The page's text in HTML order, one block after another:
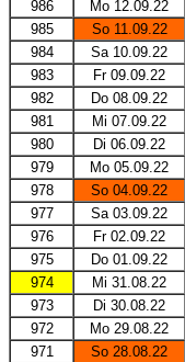
986 Mo 12.09.22
985
So 11.09.22
984
Sa 10.09.22
983
Fr 09.09.22
982
Do 08.09.22
981
Mi 07.09.22
980
Di 06.09.22
979
Mo 05.09.22
978
So 04.09.22
977
Sa 03.09.22
976
Fr 02.09.22
975
Do 01.09.22
974
Mi 31.08.22
973
Di 30.08.22
972
Mo 29.08.22
971
So 28.08.22